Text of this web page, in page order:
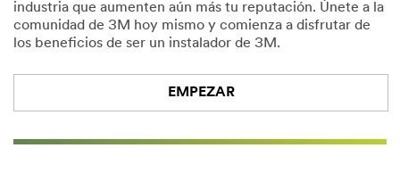
industria que aumenten aún más tu reputación. Únete a la
comunidad de 3M hoy mismo y comienza a disfrutar de
los beneficios de ser un instalador de 3M.
EMPEZAR